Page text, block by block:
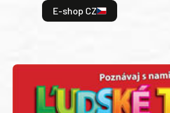
E-shop CZ